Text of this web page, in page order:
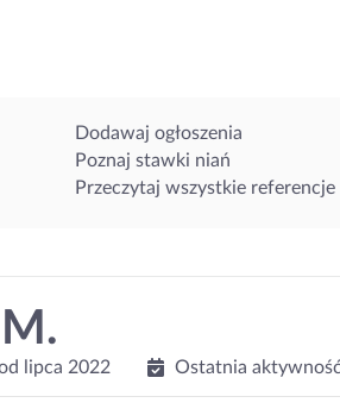
Dodawaj ogłoszenia
Poznaj stawki niań
Przeczytaj wszystkie referencje
lipca 2022 Ostatnia